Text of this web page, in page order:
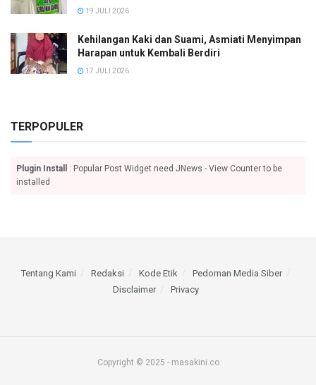
19 JULI 2026
Kehilangan Kaki dan Suami, Asmiati Menyimpan
Harapan untuk Kembali Berdiri
17 JULI 2026
TERPOPULER
Plugin Install
: Popular Post Widget need JNews - View Counter to be
installed
Tentang Kami Redaksi Kode Etik
Pedoman Media Siber
Disclaimer
Privacy
Copyright © 2025 - masakini.co